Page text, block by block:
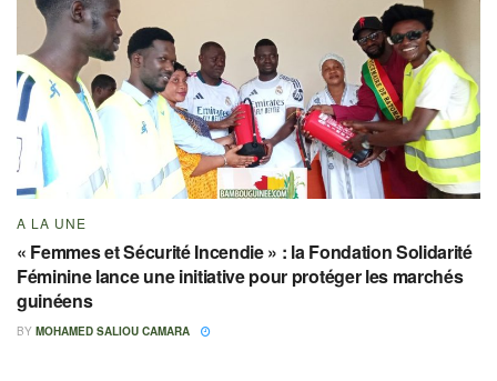
A LA UNE
« Femmes et Sécurité Incendie » : la Fondation Solidarité
Féminine lance une initiative pour protéger les marchés
guinéens
BY MOHAMED SALIOU CAMARA